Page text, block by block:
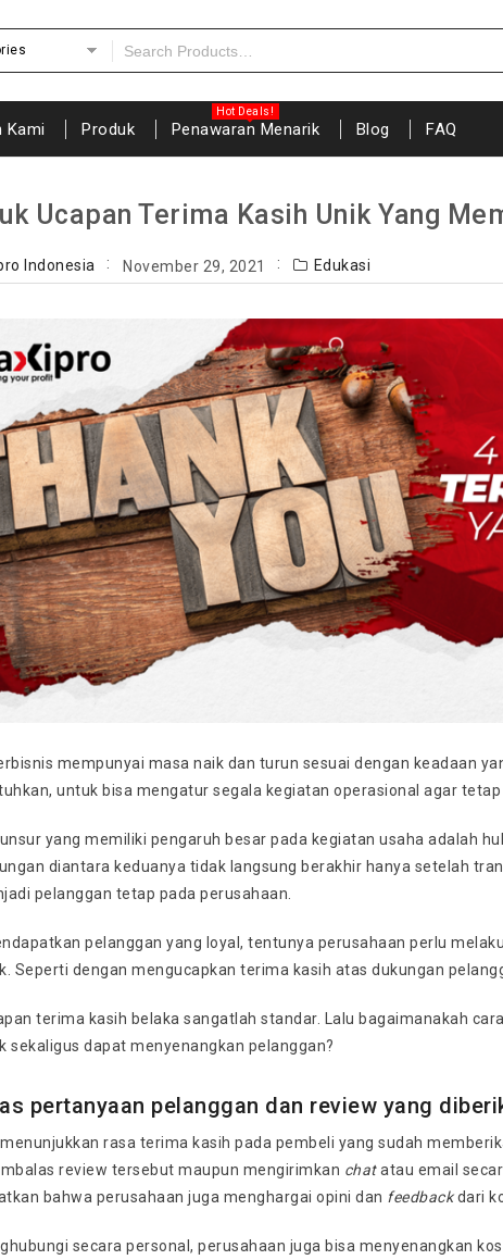
Kami Produk Penawaran Menarik Blog FAQ
Ucapan Terima Kasih Unik Yang
Indonesia November 29, 2021 Edukasi
mempunyai masa naik dan turun sesuai dengan keadaan
untuk bisa mengatur segala kegiatan operasional agar
yang memiliki pengaruh besar pada kegiatan usaha adalah
diantara keduanya tidak langsung berakhir hanya setelah
pelanggan tetap pada perusahaan.
pelanggan yang loyal, tentunya perusahaan perlu
Seperti dengan mengucapkan terima kasih atas dukungan
terima kasih belaka sangatlah standar. Lalu bagaimanakah
sekaligus dapat menyenangkan pelanggan?
pertanyaan pelanggan dan review yang
menunjukkan rasa terima kasih pada pembeli yang sudah
review tersebut maupun mengirimkan chatatau email
bahwa perusahaan juga menghargai opini dan feedbackdari
secara personal, perusahaan juga bisa menyenangkan